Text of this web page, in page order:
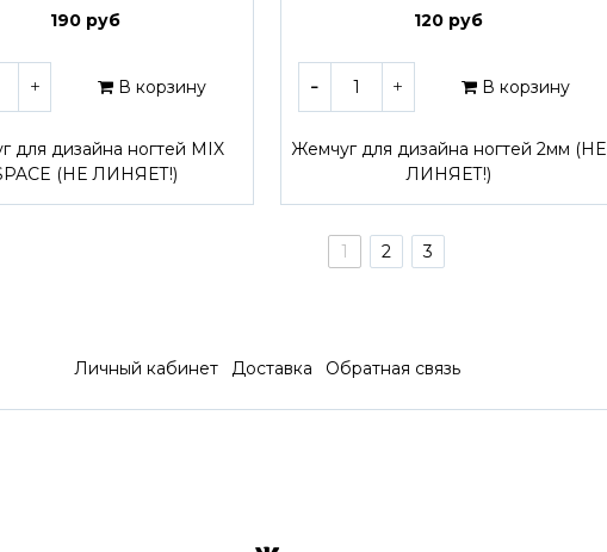
190 руб
В корзину
для дизайна ногтей MIX
(НЕ ЛИНЯЕТ!)
120 руб
В корзину
Жемчуг для дизайна ногтей 2мм (НЕ
ЛИНЯЕТ!)
1 2 3
Личный кабинет Доставка Обратная связь